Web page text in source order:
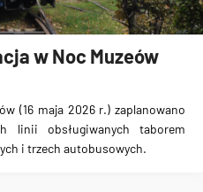
w Noc Muzeów
(16 maja 2026 r.) zaplanowano
linii obsługiwanych taborem
i trzech autobusowych.